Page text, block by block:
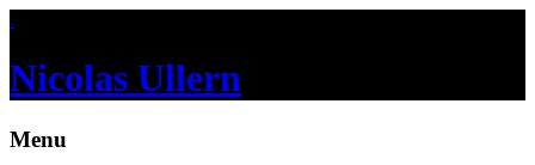
.
Nicolas Ullern
Menu